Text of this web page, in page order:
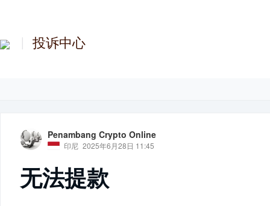
投诉中心
Penambang Crypto Online
印尼 2025年6月28日 11:45
无法提款